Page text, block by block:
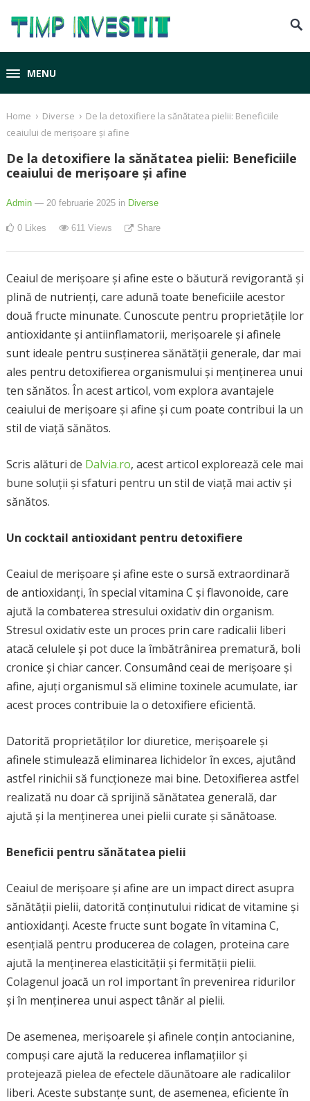
MENU
Home › Diverse › De la detoxifiere la sănătatea pielii: Beneficiile
ceaiului de merișoare și afine
De la detoxifiere la sănătatea pielii: Beneficiile
ceaiului de merișoare și afine
Admin — 20 februarie 2025 in Diverse
0 Likes 611Views Share
Ceaiul de merișoare și afine este o băutură revigorantă și
plină de nutrienți, care adună toate beneficiile acestor
două fructe minunate. Cunoscute pentru proprietățile lor
antioxidante și antiinflamatorii, merișoarele și afinele
sunt ideale pentru susținerea sănătății generale, dar mai
ales pentru detoxifierea organismului și menținerea unui
ten sănătos. În acest articol, vom explora avantajele
ceaiului de merișoare și afine și cum poate contribui la un
stil de viață sănătos.
Scris alături de Dalvia.ro, acest articol explorează cele mai
bune soluții și sfaturi pentru un stil de viață mai activ și
sănătos.
Un cocktail antioxidant pentru detoxifiere
Ceaiul de merișoare și afine este o sursă extraordinară
de antioxidanți, în special vitamina C și flavonoide, care
ajută la combaterea stresului oxidativ din organism.
Stresul oxidativ este un proces prin care radicalii liberi
atacă celulele și pot duce la îmbătrânirea prematură, boli
cronice și chiar cancer. Consumând ceai de merișoare și
afine, ajuți organismul să elimine toxinele acumulate, iar
acest proces contribuie la o detoxifiere eficientă.
Datorită proprietăților lor diuretice, merișoarele și
afinele stimulează eliminarea lichidelor în exces, ajutând
astfel rinichii să funcționeze mai bine. Detoxifierea astfel
realizată nu doar că sprijină sănătatea generală, dar
ajută și la menținerea unei pielii curate și sănătoase.
Beneficii pentru sănătatea pielii
Ceaiul de merișoare și afine are un impact direct asupra
sănătății pielii, datorită conținutului ridicat de vitamine și
antioxidanți. Aceste fructe sunt bogate în vitamina C,
esențială pentru producerea de colagen, proteina care
ajută la menținerea elasticității și fermității pielii.
Colagenul joacă un rol important în prevenirea ridurilor
și în menținerea unui aspect tânăr al pielii.
De asemenea, merișoarele și afinele conțin antocianine,
compuși care ajută la reducerea inflamațiilor și
protejează pielea de efectele dăunătoare ale radicalilor
liberi. Aceste substanțe sunt, de asemenea, eficiente în